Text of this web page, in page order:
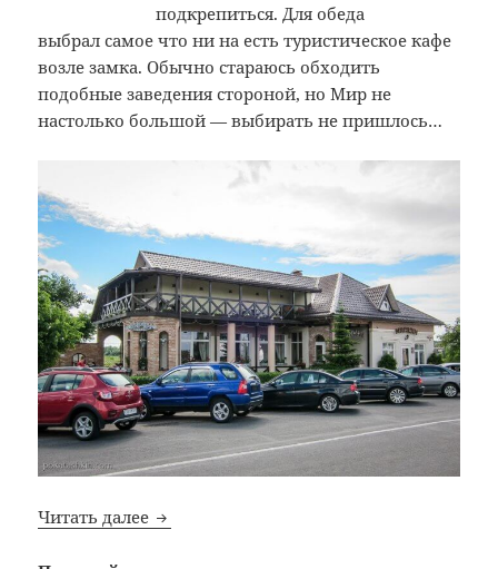
подкрепиться. Для обеда
выбрал самое что ни на есть туристическое кафе
возле замка. Обычно стараюсь обходить
подобные заведения стороной, но Мир не
настолько большой — выбирать не пришлось…
Читать далее Bon Appetit: №337: Кафе «Мирум» /